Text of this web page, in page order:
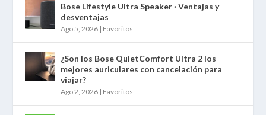
Bose Lifestyle Ultra Speaker · Ventajas y
desventajas
Ago 5, 2026 | Favoritos
¿Son los Bose QuietComfort Ultra 2 los
mejores auriculares con cancelación para
viajar?
Ago 2, 2026 | Favoritos